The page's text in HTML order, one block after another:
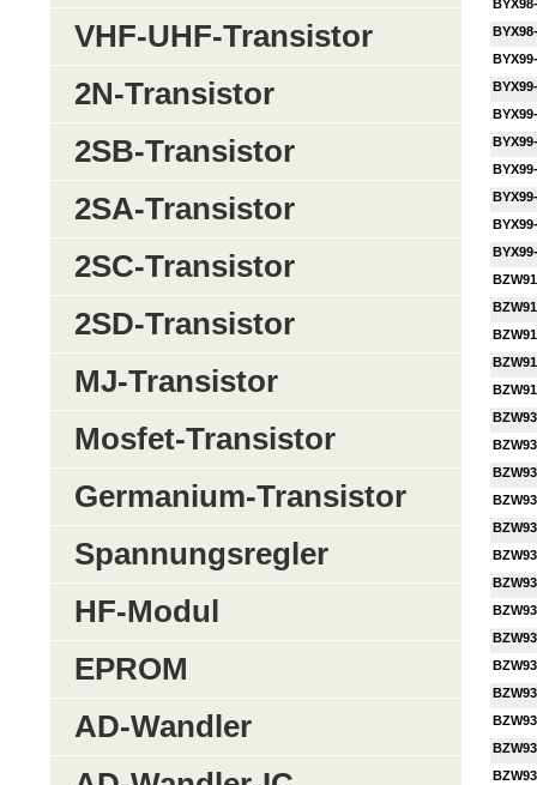
VHF-UHF-Transistor
2N-Transistor
2SB-Transistor
2SA-Transistor
2SC-Transistor
2SD-Transistor
MJ-Transistor
Mosfet-Transistor
Germanium-Transistor
Spannungsregler
HF-Modul
EPROM
AD-Wandler